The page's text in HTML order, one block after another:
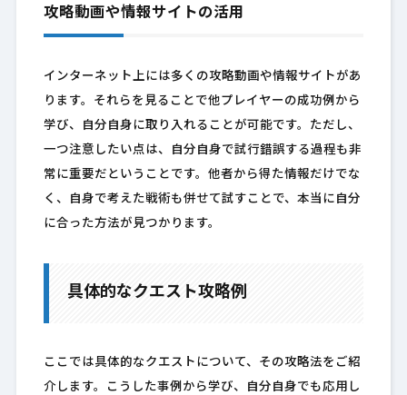
攻略動画や情報サイトの活用
インターネット上には多くの攻略動画や情報サイトがあ
ります。それらを見ることで他プレイヤーの成功例から
学び、自分自身に取り入れることが可能です。ただし、
一つ注意したい点は、自分自身で試行錯誤する過程も非
常に重要だということです。他者から得た情報だけでな
く、自身で考えた戦術も併せて試すことで、本当に自分
に合った方法が見つかります。
具体的なクエスト攻略例
ここでは具体的なクエストについて、その攻略法をご紹
介します。こうした事例から学び、自分自身でも応用し